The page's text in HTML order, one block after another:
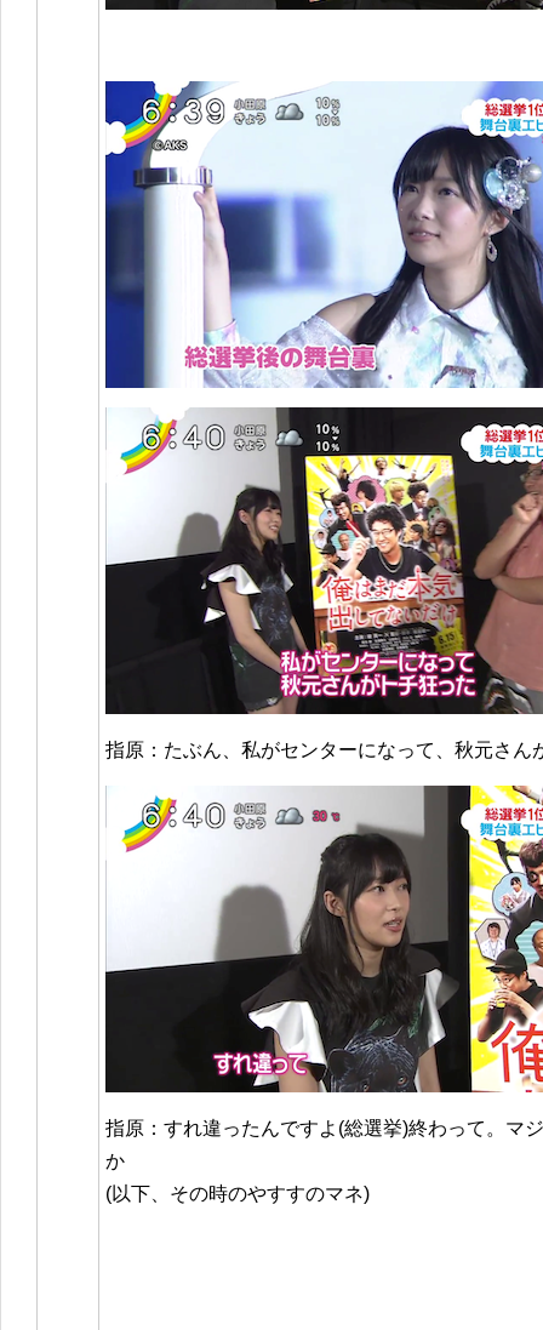
指原：たぶん、私がセンターになって、秋元さん
指原：すれ違ったんですよ(総選挙)終わって。マ
か
(以下、その時のやすすのマネ)